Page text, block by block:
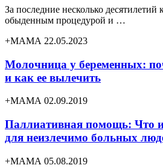
За последние несколько десятилетий
обыденным процедурой и …
+МАМА 22.05.2023
Молочница у беременных:
и как ее вылечить
+МАМА 02.09.2019
Паллиативная помощь: Что
для неизлечимо больных
+МАМА 05.08.2019